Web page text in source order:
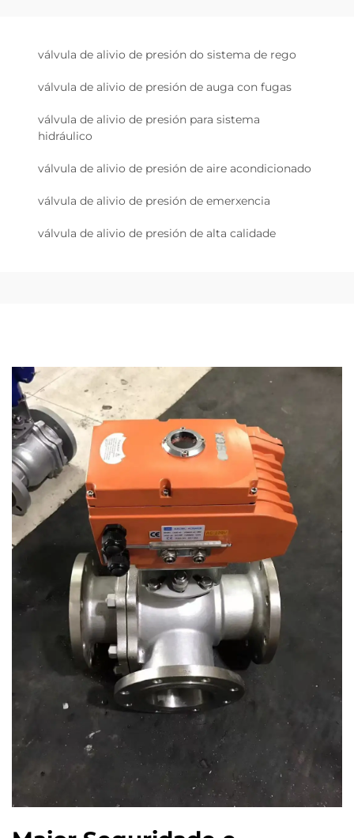
válvula de alivio de presión do sistema de rego
válvula de alivio de presión de auga con fugas
válvula de alivio de presión para sistema
hidráulico
válvula de alivio de presión de aire acondicionado
válvula de alivio de presión de emerxencia
válvula de alivio de presión de alta calidade